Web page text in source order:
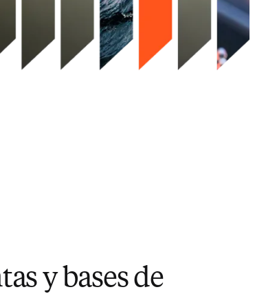
y bases de